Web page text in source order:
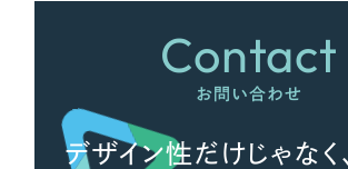
Contact
お問い合わせ
デザイン性だけじゃなく、